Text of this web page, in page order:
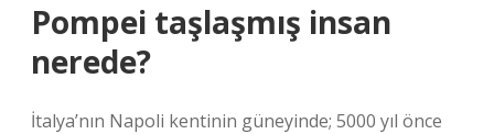
Pompei taşlaşmış insan
nerede?
İtalya’nın Napoli kentinin güneyinde; 5000 yıl önce